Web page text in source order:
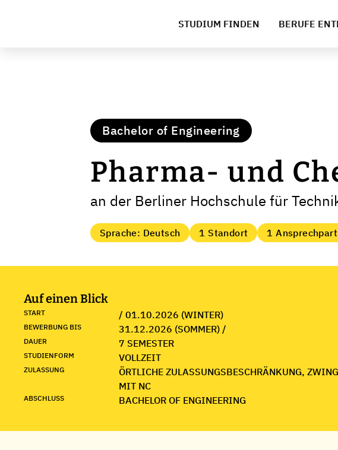
STUDIUM FINDEN BERUFE
Bachelor of Engineering
Pharma- und
an der Berliner Hochschule für
Sprache: Deutsch 1 Standort 1
Auf einen Blick
START / 01.10.2026 (WINTER)
BEWERBUNG BIS 31.12.2026 (SOMMER) /
DAUER 7 SEMESTER
STUDIENFORM VOLLZEIT
ZULASSUNG
ÖRTLICHE ZULASSUNGSBESCHRÄNKUNG,
MIT NC
ABSCHLUSS BACHELOR OF ENGINEERING